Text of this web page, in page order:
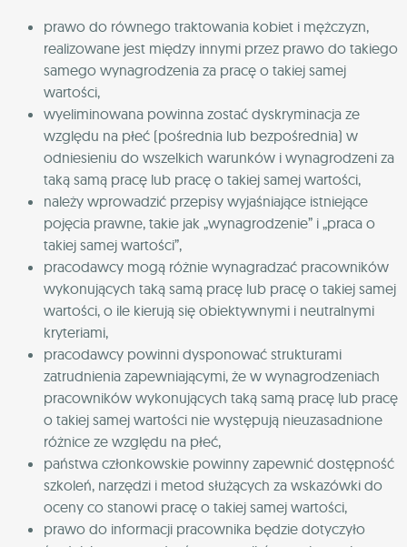
prawo do równego traktowania kobiet i mężczyzn,
realizowane jest między innymi przez prawo do takiego
samego wynagrodzenia za pracę o takiej samej
wartości,
wyeliminowana powinna zostać dyskryminacja ze
względu na płeć (pośrednia lub bezpośrednia) w
odniesieniu do wszelkich warunków i wynagrodzeni za
taką samą pracę lub pracę o takiej samej wartości,
należy wprowadzić przepisy wyjaśniające istniejące
pojęcia prawne, takie jak „wynagrodzenie” i „praca o
takiej samej wartości”,
pracodawcy mogą różnie wynagradzać pracowników
wykonujących taką samą pracę lub pracę o takiej samej
wartości, o ile kierują się obiektywnymi i neutralnymi
kryteriami,
pracodawcy powinni dysponować strukturami
zatrudnienia zapewniającymi, że w wynagrodzeniach
pracowników wykonujących taką samą pracę lub pracę
o takiej samej wartości nie występują nieuzasadnione
różnice ze względu na płeć,
państwa członkowskie powinny zapewnić dostępność
szkoleń, narzędzi i metod służących za wskazówki do
oceny co stanowi pracę o takiej samej wartości,
prawo do informacji pracownika będzie dotyczyło